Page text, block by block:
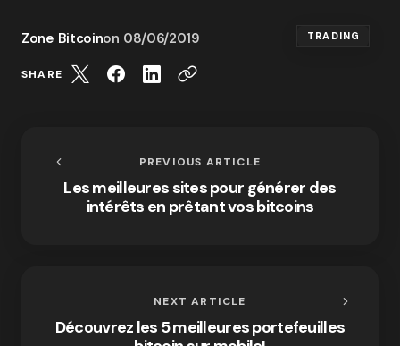
Zone Bitcoinon 08/06/2019 TRADING
SHARE
PREVIOUS ARTICLE
Les meilleures sites pour générer des
intérêts en prêtant vos bitcoins
NEXT ARTICLE
Découvrez les 5 meilleures portefeuilles